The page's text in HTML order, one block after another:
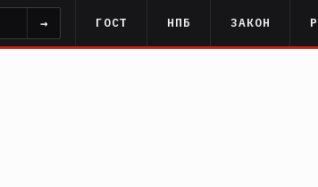
→ ГОСТ НПБ ЗАКОН